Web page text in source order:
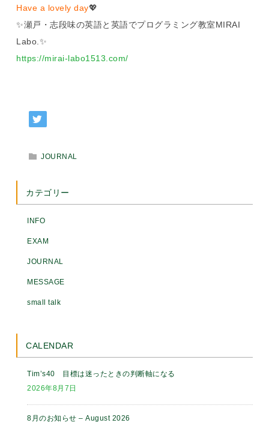
Have a lovely day💖
✨瀬戸・志段味の英語と英語でプログラミング教室MIRAI
Labo.✨
https://mirai-labo1513.com/
JOURNAL
カテゴリー
INFO
EXAM
JOURNAL
MESSAGE
small talk
CALENDAR
Tim’s40 目標は迷ったときの判断軸になる
2026年8月7日
8月のお知らせ – August 2026